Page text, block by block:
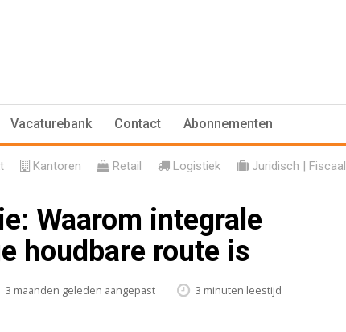
Vacaturebank Contact Abonnementen
Kantoren Retail Logistiek Juridisch | Fiscaal
Waarom integrale
houdbare route is
3 maanden geleden aangepast 3 minuten leestijd